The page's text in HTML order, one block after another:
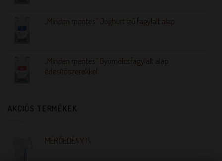
„Minden mentes” Joghurt ízű fagylalt alap
„Minden mentes” Gyümölcsfagylalt alap
édesítőszerekkel
AKCIÓS TERMÉKEK
MÉRŐEDÉNY 1 l